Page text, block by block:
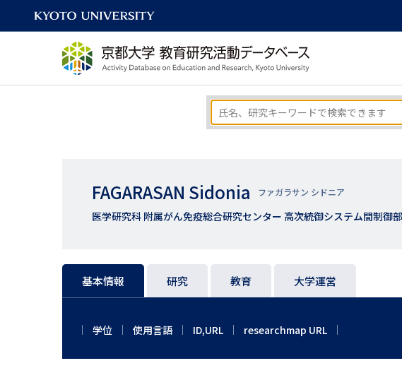
FAGARASAN Sidonia ファガラサン シドニア
医学研究科 附属がん免疫総合研究センター 高次統御システム間制御
基本情報 研究 教育 大学運営
学位 使用言語 ID,URL researchmap URL